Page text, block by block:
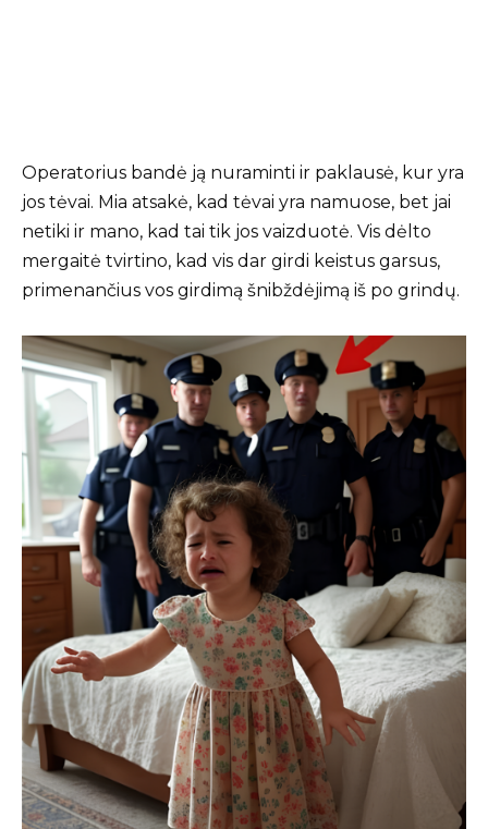
Operatorius bandė ją nuraminti ir paklausė, kur yra
jos tėvai. Mia atsakė, kad tėvai yra namuose, bet jai
netiki ir mano, kad tai tik jos vaizduotė. Vis dėlto
mergaitė tvirtino, kad vis dar girdi keistus garsus,
primenančius vos girdimą šnibždėjimą iš po grindų.